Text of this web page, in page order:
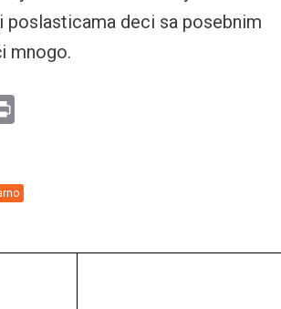
poslasticama deci sa posebnim
mnogo.